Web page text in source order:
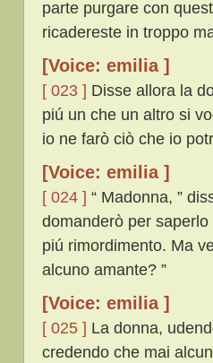
parte purgare con
ricadereste in troppo
[Voice: emilia ]
[ 023 ] Disse allora la
piú un che un altro si
io ne farò ciò che io
[Voice: emilia ]
[ 024 ] “ Madonna, ”
domanderò per
piú rimordimento. Ma
alcuno amante? ”
[Voice: emilia ]
[ 025 ] La donna,
credendo che mai